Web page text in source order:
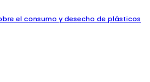
el consumo y desecho de plásticos